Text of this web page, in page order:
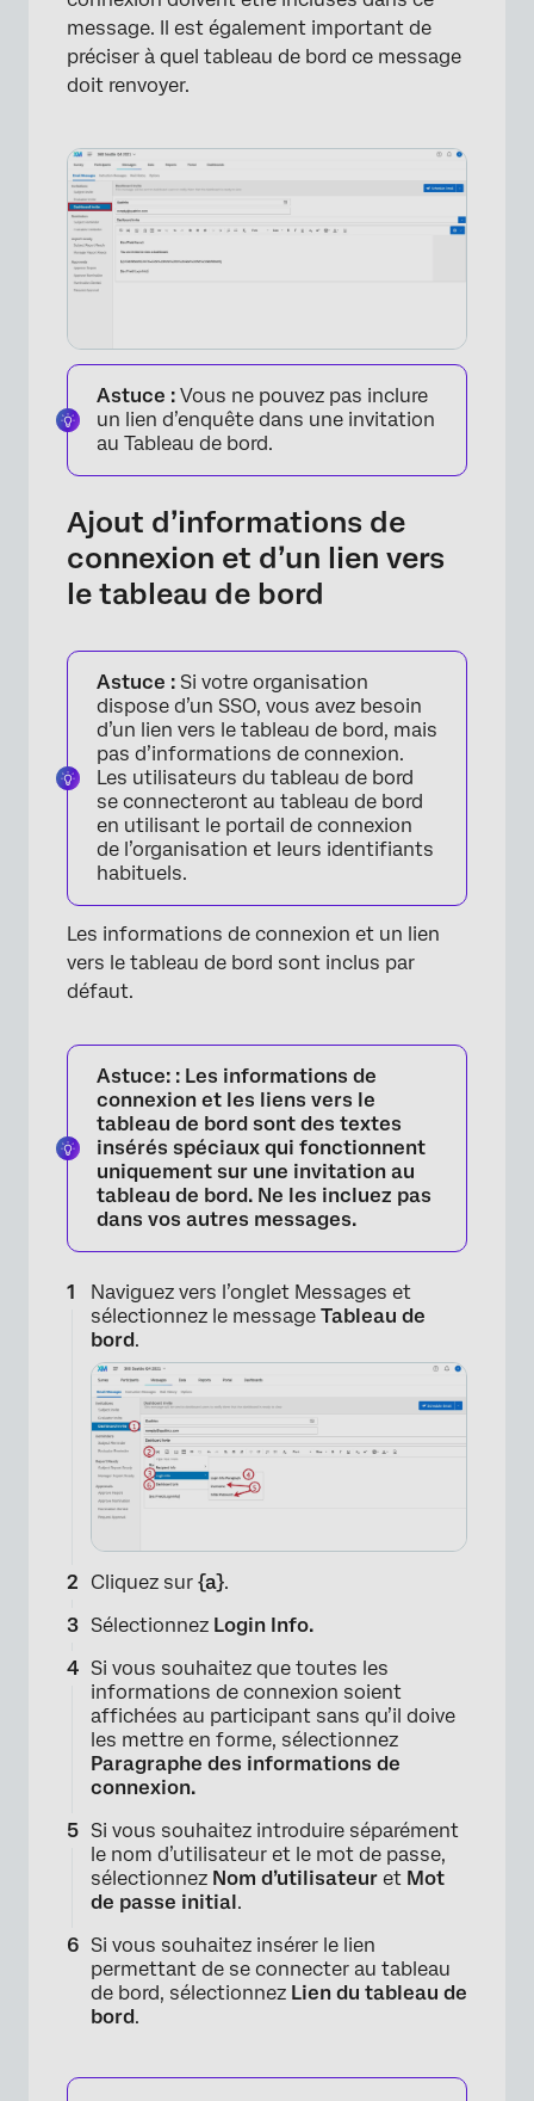
message. Il est également important de
préciser à quel tableau de bord ce message
doit renvoyer.
Astuce : Vous ne pouvez pas inclure
un lien d’enquête dans une invitation
au Tableau de bord.
Ajout d’informations de
connexion et d’un lien vers
le tableau de bord
Astuce : Si votre organisation
dispose d’un SSO, vous avez besoin
d’un lien vers le tableau de bord, mais
pas d’informations de connexion.
Les utilisateurs du tableau de bord
se connecteront au tableau de bord
en utilisant le portail de connexion
de l’organisation et leurs identifiants
habituels.
Les informations de connexion et un lien
vers le tableau de bord sont inclus par
défaut.
Astuce: : Les informations de
connexion et les liens vers le
tableau de bord sont des textes
insérés spéciaux qui fonctionnent
uniquement sur une invitation au
tableau de bord. Ne les incluez pas
dans vos autres messages.
Naviguez vers l’onglet Messages et
sélectionnez le message Tableau de
bord.
Cliquez sur {a}.
Sélectionnez Login Info.
Si vous souhaitez que toutes les
informations de connexion soient
affichées au participant sans qu’il doive
les mettre en forme, sélectionnez
Paragraphe des informations de
connexion.
Si vous souhaitez introduire séparément
le nom d’utilisateur et le mot de passe,
sélectionnez Nom d’utilisateur et Mot
de passe initial.
Si vous souhaitez insérer le lien
permettant de se connecter au tableau
de bord, sélectionnez Lien du tableau de
bord.